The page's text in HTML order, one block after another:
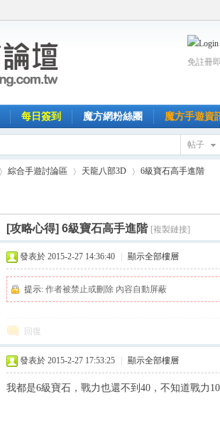
免註冊
每日簽到 魔方網粉絲團 魔方手遊資
帖子
綜合手遊討論區
›
天龍八部3D
›
6級寶石高手進階
[攻略心得] 6級寶石高手進階 [複製鏈接]
發表於 2015-2-27 14:36:40 顯示全部樓層
提示: 作者被禁止或刪除 內容自動屏蔽
回復
發表於 2015-2-27 17:53:25 顯示全部樓層
我都是6級寶石，戰力也還不到40，不知道戰力